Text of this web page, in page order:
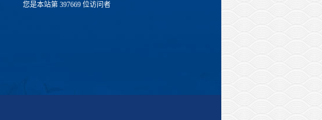
您是本站第 397669 位访问者